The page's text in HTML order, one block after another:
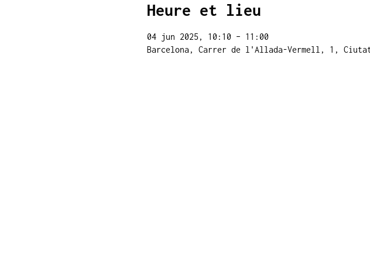
Heure et lieu
04 jun 2025, 10:10 – 11:00
Barcelona, Carrer de l'Allada-Vermell, 1, Ciutat